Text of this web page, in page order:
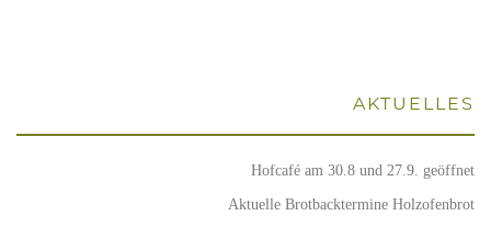
AKTU­EL­LES
Hof­ca­fé am 30.8 und 27.9. geöffnet
Aktu­el­le Brot­back­ter­mi­ne Holzofenbrot